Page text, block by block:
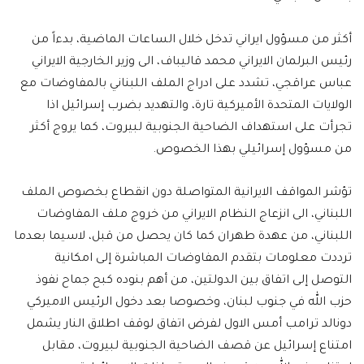
أكثر من مسؤول ايراني تدخل خلال الساعات الماضية، بدءاً من
رئيس البرلمان الايراني محمد قاليباف، الى وزير الخارجية الايراني
عباس عراقجي، تشدد على ادراج الملف اللبناني بالمفاوضات مع
الولايات المتحدة الأميركية تارة، والتهديد بضرب إسرائيل اذا
تجرأت على استهداف الضاحية الجنوبية لبيروت، كما يروج أكثر
من مسؤول إسرائيلي بهذا الخصوص.
تؤشر المواقف الايرانية المتواصلة دون انقطاع بخصوص الملف
اللبناني، الى انزعاج النظام الايراني من خروج ملف المفاوضات
اللبناني، من عهدة طهران كما كان يحصل من قبل، لاسيما بعدما
ترددت معلومات بتقدم المفاوضات المباشرة إلى امكانية
التوصل إلى اتفاق بين الدولتين، من أهم بنوده كبح جماح نفوذ
حزب الله في جنوب لبنان، وخصوصا بعد دخول الرئيس الاميركي
دونالد ترامب أمس الاول لفرض اتفاق لوقف اطلاق النار يشمل
امتناع إسرائيل عن قصف الضاحية الجنوبية لبيروت، مقابل